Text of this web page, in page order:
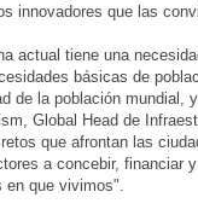
innovadores que las
actual tiene una
básicas de
de la población mundial,
, Global Head de
que afrontan las
a concebir, financiar
que vivimos".